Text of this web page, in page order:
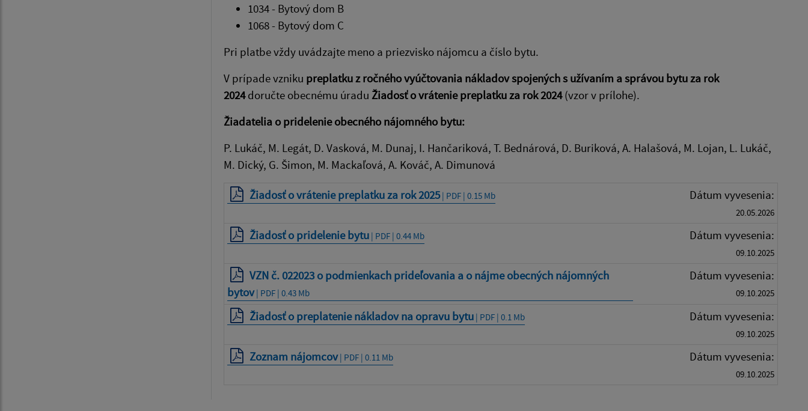
1034 - Bytový dom B
1068 - Bytový dom C
Pri platbe vždy uvádzajte meno a priezvisko nájomcu a číslo bytu.
V prípade vzniku preplatku z ročného vyúčtovania nákladov spojených s užívaním a správou bytu za rok
2024doručte obecnému úradu Žiadosť o vrátenie preplatku za rok 2024(vzor v prílohe).
Žiadatelia o pridelenie obecného nájomného bytu:
P. Lukáč, M. Legát, D. Vasková, M. Dunaj, I. Hančariková, T. Bednárová, D. Buriková, A. Halašová, M. Lojan, L. Lukáč,
M. Dický, G. Šimon, M. Mackaľová, A. Kováč, A. Dimunová
Žiadosť o vrátenie preplatku za rok 2025| PDF | 0.15 Mb Dátum vyvesenia:
20.05.2026
Žiadosť o pridelenie bytu| PDF | 0.44 Mb Dátum vyvesenia:
09.10.2025
VZN č. 022023 o podmienkach prideľovania a o nájme obecných nájomných
bytov| PDF | 0.43 Mb
Dátum vyvesenia:
09.10.2025
Žiadosť o preplatenie nákladov na opravu bytu| PDF | 0.1 Mb Dátum vyvesenia:
09.10.2025
Zoznam nájomcov| PDF | 0.11 Mb Dátum vyvesenia:
09.10.2025